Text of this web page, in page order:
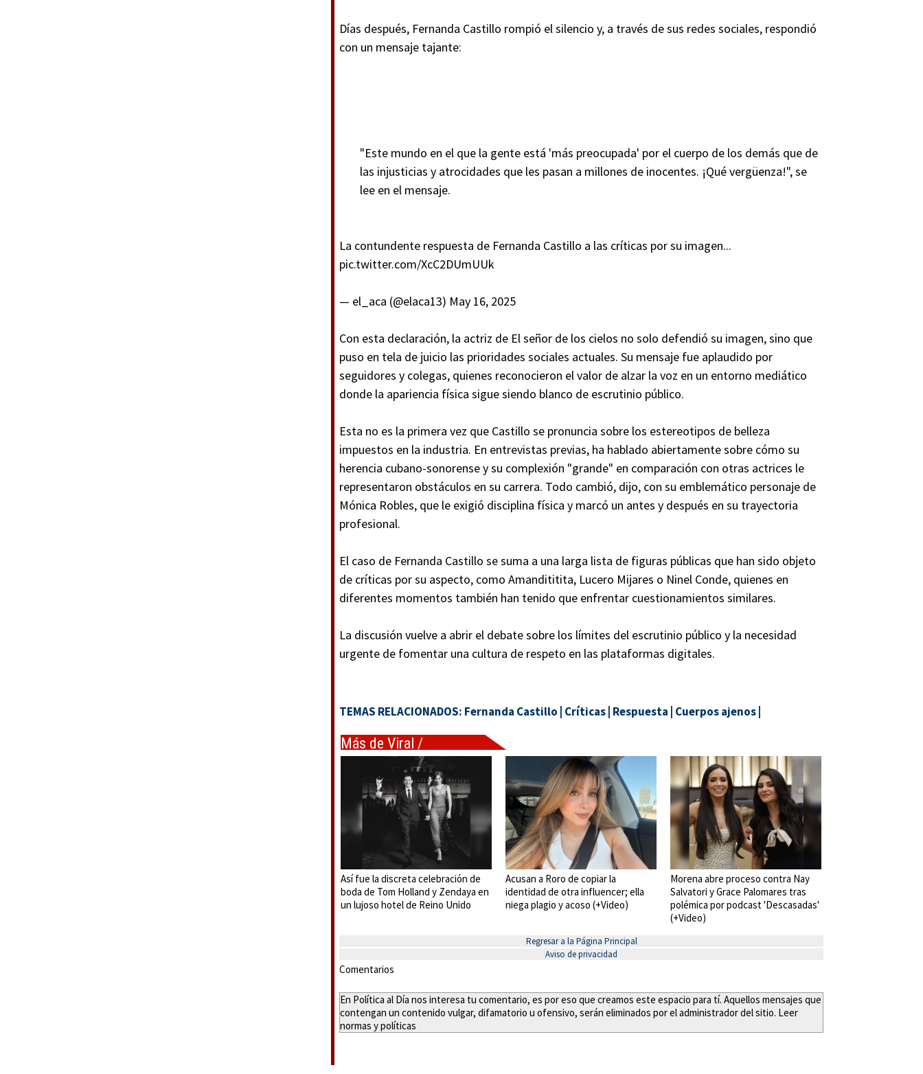
Días después, Fernanda Castillo rompió el silencio y, a través de sus redes sociales, respondió
con un mensaje tajante:
"Este mundo en el que la gente está 'más preocupada' por el cuerpo de los demás que de
las injusticias y atrocidades que les pasan a millones de inocentes. ¡Qué vergüenza!", se
lee en el mensaje.
La contundente respuesta de Fernanda Castillo a las críticas por su imagen...
pic.twitter.com/XcC2DUmUUk
— el_aca (@elaca13) May 16, 2025
Con esta declaración, la actriz de El señor de los cielos no solo defendió su imagen, sino que
puso en tela de juicio las prioridades sociales actuales. Su mensaje fue aplaudido por
seguidores y colegas, quienes reconocieron el valor de alzar la voz en un entorno mediático
donde la apariencia física sigue siendo blanco de escrutinio público.
Esta no es la primera vez que Castillo se pronuncia sobre los estereotipos de belleza
impuestos en la industria. En entrevistas previas, ha hablado abiertamente sobre cómo su
herencia cubano-sonorense y su complexión "grande" en comparación con otras actrices le
representaron obstáculos en su carrera. Todo cambió, dijo, con su emblemático personaje de
Mónica Robles, que le exigió disciplina física y marcó un antes y después en su trayectoria
profesional.
El caso de Fernanda Castillo se suma a una larga lista de figuras públicas que han sido objeto
de críticas por su aspecto, como Amandititita, Lucero Mijares o Ninel Conde, quienes en
diferentes momentos también han tenido que enfrentar cuestionamientos similares.
La discusión vuelve a abrir el debate sobre los límites del escrutinio público y la necesidad
urgente de fomentar una cultura de respeto en las plataformas digitales.
TEMAS RELACIONADOS: Fernanda Castillo Críticas Respuesta Cuerpos ajenos
Más de Viral /
Tendencias
Así fue la discreta celebración de
boda de Tom Holland y Zendaya en
un lujoso hotel de Reino Unido
Acusan a Roro de copiar la
identidad de otra influencer; ella
niega plagio y acoso (+Video)
Morena abre proceso contra Nay
Salvatori y Grace Palomares tras
polémica por podcast 'Descasadas'
(+Video)
Regresar a la Página Principal
Aviso de privacidad
Comentarios
En Política al Día nos interesa tu comentario, es por eso que creamos este espacio para tí. Aquellos mensajes que
contengan un contenido vulgar, difamatorio u ofensivo, serán eliminados por el administrador del sitio. Leer
normas y políticas